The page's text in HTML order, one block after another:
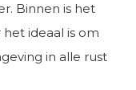
Binnen is het
ideaal is om
in alle rust